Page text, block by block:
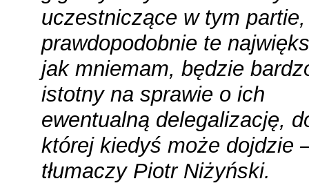
uczestniczące w tym
prawdopodobnie te
jak mniemam, będzie
istotny na sprawie o ich
ewentualną delegalizację,
której kiedyś może dojdzie
tłumaczy Piotr Niżyński.